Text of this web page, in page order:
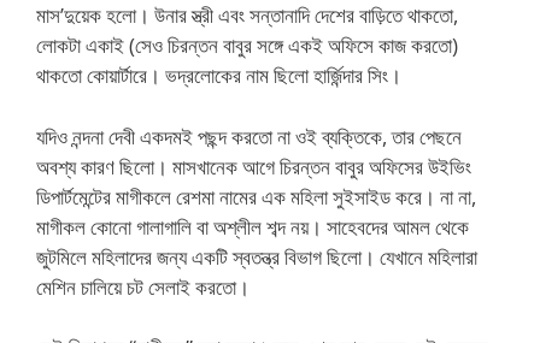
মাস’দুয়েক হলো। উনার স্ত্রী এবং সন্তানাদি দেশের বাড়িতে থাকতো,
লোকটা একাই (সেও চিরন্তন বাবুর সঙ্গে একই অফিসে কাজ করতো)
থাকতো কোয়ার্টারে। ভদ্রলোকের নাম ছিলো হার্জিন্দার সিং।
যদিও নন্দনা দেবী একদমই পছন্দ করতো না ওই ব্যক্তিকে, তার পেছনে
অবশ্য কারণ ছিলো। মাসখানেক আগে চিরন্তন বাবুর অফিসের উইভিং
ডিপার্টমেন্টের মাগীকলে রেশমা নামের এক মহিলা সুইসাইড করে। না না,
মাগীকল কোনো গালাগালি বা অশ্লীল শব্দ নয়। সাহেবদের আমল থেকে
জুটমিলে মহিলাদের জন্য একটি স্বতন্ত্র বিভাগ ছিলো। যেখানে মহিলারা
মেশিন চালিয়ে চট সেলাই করতো।